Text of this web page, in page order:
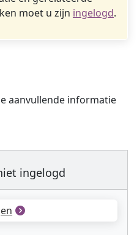
moet u zijn ingelogd.
aanvullende informatie
ingelogd